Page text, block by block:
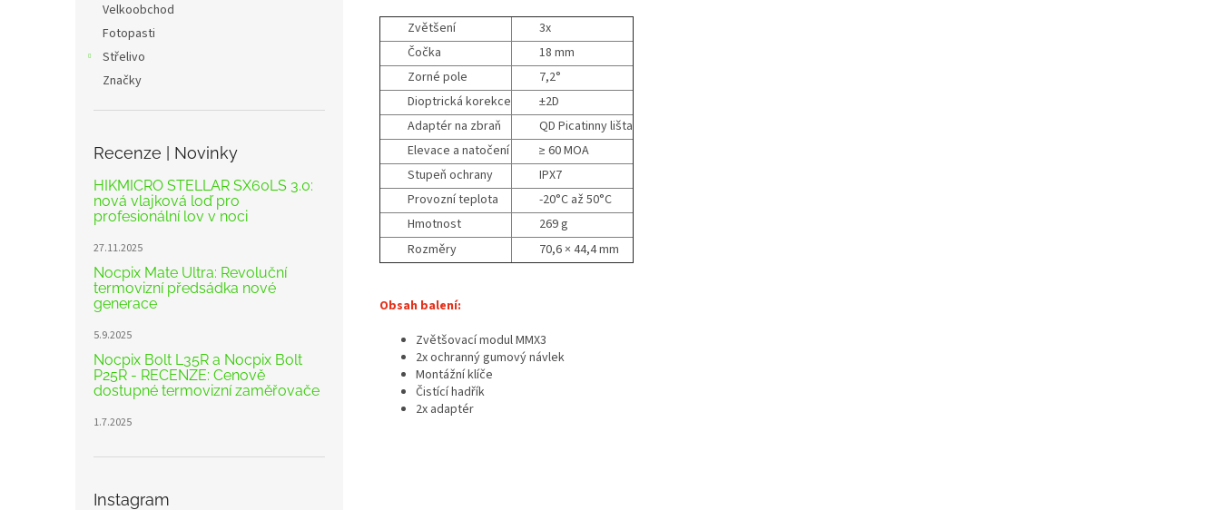
Velkoobchod
Fotopasti
Střelivo
Značky
Recenze | Novinky
HIKMICRO STELLAR SX60LS 3.0:
nová vlajková loď pro
profesionální lov v noci
27.11.2025
Nocpix Mate Ultra: Revoluční
termovizní předsádka nové
generace
5.9.2025
Nocpix Bolt L35R a Nocpix Bolt
P25R - RECENZE: Cenově
dostupné termovizní zaměřovače
1.7.2025
Instagram
Zvětšení
3x
Čočka
18 mm
Zorné pole
7,2°
Dioptrická korekce
±2D
Adaptér na zbraň
QD Picatinny lišta
Elevace a natočení
≥ 60 MOA
Stupeň ochrany
IPX7
Provozní teplota
-20°C až 50°C
Hmotnost
269 g
Rozměry
70,6 × 44,4 mm
Obsah balení:
Zvětšovací modul MMX3
2x ochranný gumový návlek
Montážní klíče
Čistící hadřík
2x adaptér